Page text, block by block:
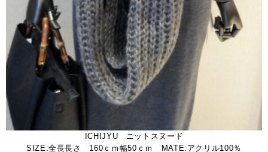
ICHIJYU ニットスヌード
SIZE:全長長さ 160ｃｍ幅50ｃｍ MATE:アクリル100％